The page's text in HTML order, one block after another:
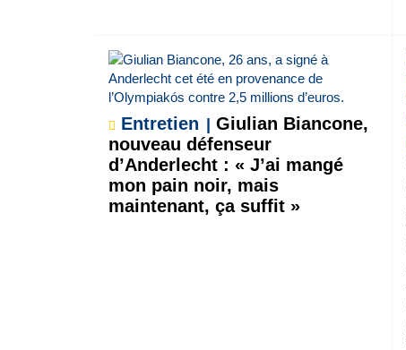
Entretien
Giulian Biancone,
nouveau défenseur
d’Anderlecht : « J’ai mangé
mon pain noir, mais
maintenant, ça suffit »